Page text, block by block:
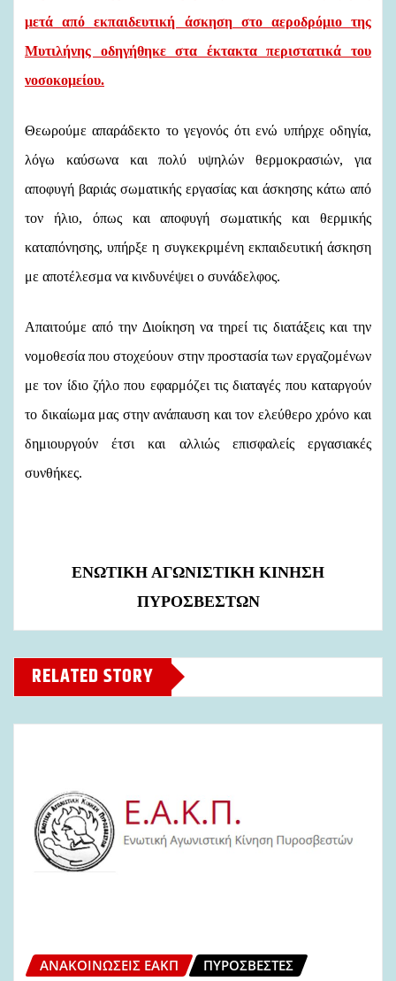
μετά από εκπαιδευτική άσκηση στο αεροδρόμιο της
Μυτιλήνης οδηγήθηκε στα έκτακτα περιστατικά του
νοσοκομείου.
Θεωρούμε απαράδεκτο το γεγονός ότι ενώ υπήρχε οδηγία,
λόγω καύσωνα και πολύ υψηλών θερμοκρασιών, για
αποφυγή βαριάς σωματικής εργασίας και άσκησης κάτω από
τον ήλιο, όπως και αποφυγή σωματικής και θερμικής
καταπόνησης, υπήρξε η συγκεκριμένη εκπαιδευτική άσκηση
με αποτέλεσμα να κινδυνέψει ο συνάδελφος.
Απαιτούμε από την Διοίκηση να τηρεί τις διατάξεις και την
νομοθεσία που στοχεύουν στην προστασία των εργαζομένων
με τον ίδιο ζήλο που εφαρμόζει τις διαταγές που καταργούν
το δικαίωμα μας στην ανάπαυση και τον ελεύθερο χρόνο και
δημιουργούν έτσι και αλλιώς επισφαλείς εργασιακές
συνθήκες.
ΕΝΩΤΙΚΗ ΑΓΩΝΙΣΤΙΚΗ ΚΙΝΗΣΗ
ΠΥΡΟΣΒΕΣΤΩΝ
RELATED STORY
ΑΝΑΚΟΙΝΏΣΕΙΣ ΕΑΚΠ ΠΥΡΟΣΒΈΣΤΕΣ